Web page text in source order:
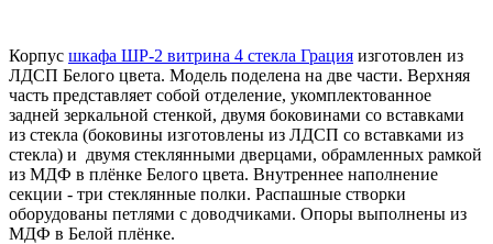
Корпус шкафа ШР-2 витрина 4 стекла Грация изготовлен из
ЛДСП Белого цвета. Модель поделена на две части. Верхняя
часть представляет собой отделение, укомплектованное
задней зеркальной стенкой, двумя боковинами со вставками
из стекла (боковины изготовлены из ЛДСП со вставками из
стекла) и двумя стеклянными дверцами, обрамленных рамкой
из МДФ в плёнке Белого цвета. Внутреннее наполнение
секции - три стеклянные полки. Распашные створки
оборудованы петлями с доводчиками. Опоры выполнены из
МДФ в Белой плёнке.